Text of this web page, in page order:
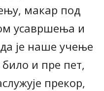
макар под
усавршења и
је наше учење
било и пре пет,
прекор,